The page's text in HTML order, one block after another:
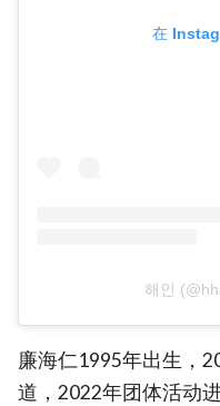
在
해인
廉海仁1995年出生，
道，2022年团体活动